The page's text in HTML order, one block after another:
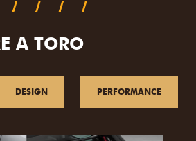
A TORO
DESIGN PERFORMANCE